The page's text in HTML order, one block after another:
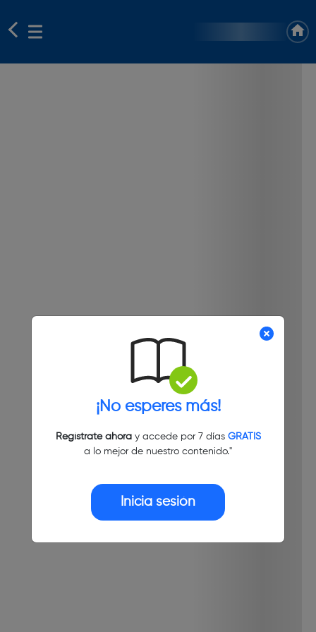
¡No esperes más!
Regístrate ahoray accede por 7 días GRATIS
a lo mejor de nuestro contenido."
Inicia sesión